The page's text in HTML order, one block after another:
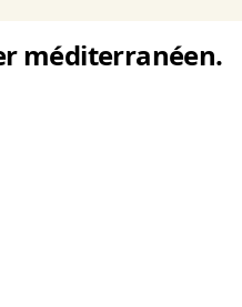
méditerranéen.